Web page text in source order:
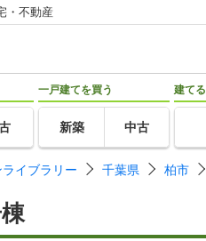
・不動産
一戸建てを買う
新築 中古
建てる
イブラリー 千葉県 柏市